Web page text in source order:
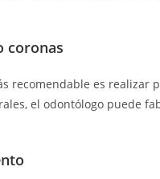
coronas
recomendable es realizar
el odontólogo puede